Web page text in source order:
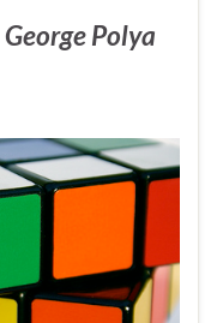
George Polya